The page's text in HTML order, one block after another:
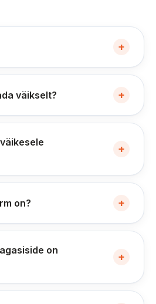
+
väikselt? +
+
on? +
on
+